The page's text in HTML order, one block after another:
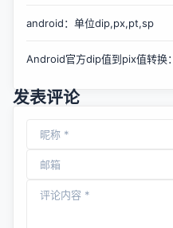
android：单位dip,px,pt,sp
Android官方dip值到pix值转换
发表评论